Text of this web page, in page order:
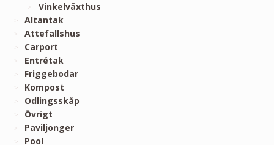
Vinkelväxthus
Altantak
Attefallshus
Carport
Entrétak
Friggebodar
Kompost
Odlingsskåp
Övrigt
Paviljonger
Pool